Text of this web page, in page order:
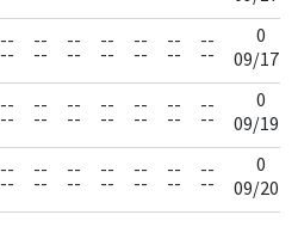
--
--
--
--
--
--
--
--
--
--
--
--
--
--
0
09/17
--
--
--
--
--
--
--
--
--
--
--
--
--
--
0
09/19
--
--
--
--
--
--
--
--
--
--
--
--
--
--
0
09/20